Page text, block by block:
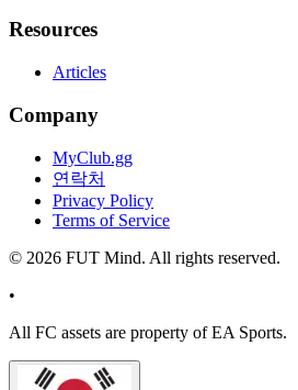
Resources
Articles
Company
MyClub.gg
연락처
Privacy Policy
Terms of Service
© 2026 FUT Mind. All rights reserved.
•
All FC assets are property of EA Sports.